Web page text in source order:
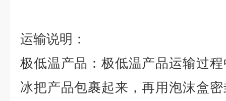
运输说明：
极低温产品：极低温产品运输过
冰把产品包裹起来，再用泡沫盒